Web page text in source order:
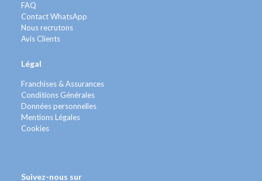
FAQ
Contact WhatsApp
Nous recrutons
Avis Clients
Légal
Franchises & Assurances
Conditions Générales
Données personnelles
Mentions Légales
Cookies
Suivez-nous sur